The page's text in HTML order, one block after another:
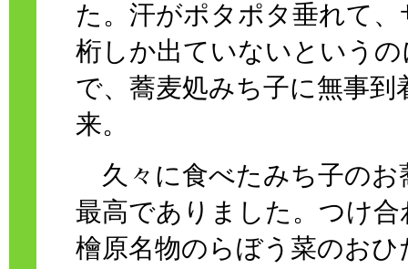
た。汗がポタポタ垂れて
桁しか出ていないという
で、蕎麦処みち子に無事
来。
久々に食べたみち子のお
最高でありました。つけ
檜原名物のらぼう菜のお